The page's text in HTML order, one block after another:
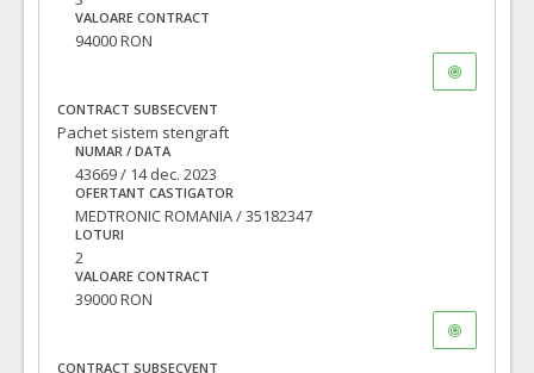
VALOARE CONTRACT
94000 RON
CONTRACT SUBSECVENT
Pachet sistem stengraft
NUMAR / DATA
43669 / 14 dec. 2023
OFERTANT CASTIGATOR
MEDTRONIC ROMANIA / 35182347
LOTURI
2
VALOARE CONTRACT
39000 RON
CONTRACT SUBSECVENT